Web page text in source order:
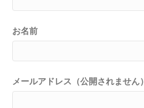
お名前
メールアドレス（公開されません）